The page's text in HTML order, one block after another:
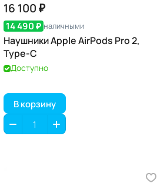
16 100 ₽
14 490 ₽ наличными
Наушники Apple AirPods Pro 2,
Type-С
Доступно
В корзину